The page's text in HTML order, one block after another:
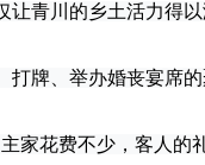
让青川的乡土活力得
牌、举办婚丧宴席的
花费不少，客人的